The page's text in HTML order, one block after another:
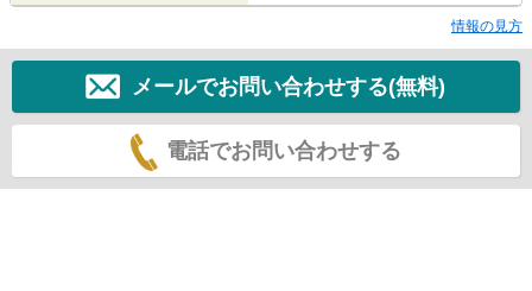
情報の見方
メールでお問い合わせする(無料)
電話でお問い合わせする